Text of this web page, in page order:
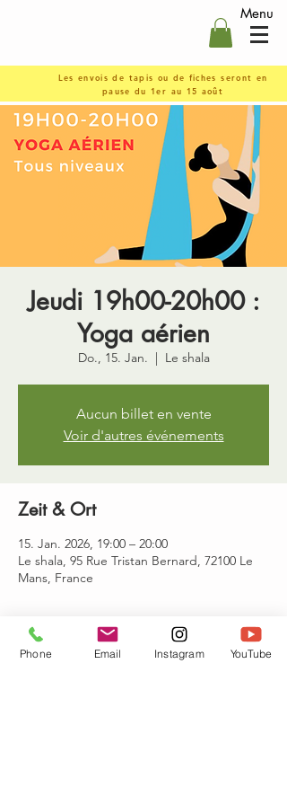
Menu
Les envois de tapis ou de fiches seront en
pause du 1er au 15 août
Jeudi 19h00-20h00 :
Yoga aérien
Do., 15. Jan.
  |
Le shala
Aucun billet en vente
Voir d'autres événements
Zeit & Ort
15. Jan. 2026, 19:00 – 20:00
Le shala, 95 Rue Tristan Bernard, 72100 Le
Mans, France
Gäste
Phone Email Instagram YouTube